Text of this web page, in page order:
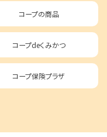
コープの商品
コープdeくみかつ
コープ保険プラザ